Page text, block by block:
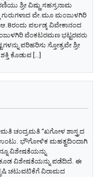
ಶ್ರೀ ವಿಷ್ಣು ಸಹಸ್ರನಾಮ
ವೇ.ಮೂ ಮಂಜುಳಗಿರಿ
ಪರ್ಲಡ್ಕ ವಿವೇಕಾನಂದ
ವೆಂಕಟರಮಣ ಭಟ್ಟರವರು
ಪರಿಹರಿಸು ಸ್ತೋತ್ರವೇ ಶ್ರೀ
ಕೊಡುವ […]
ಚಂದ್ರಮತಿ “ಖಗೋಳ ಶಾಸ್ತ್ರದ
ಉಂಟು. ಭೌಗೋಳಿಕ ಮಹತ್ವದಿಂದಾಗಿ
ವಿಶೇಷತೆಯನ್ನು
ವಿಶೇಷತೆಯನ್ನು ಪಡೆದಿದೆ. ಈ
ಕೃಷಿ ಚಟುವಟಿಕೆಗೆ ವಿರಾಮದ